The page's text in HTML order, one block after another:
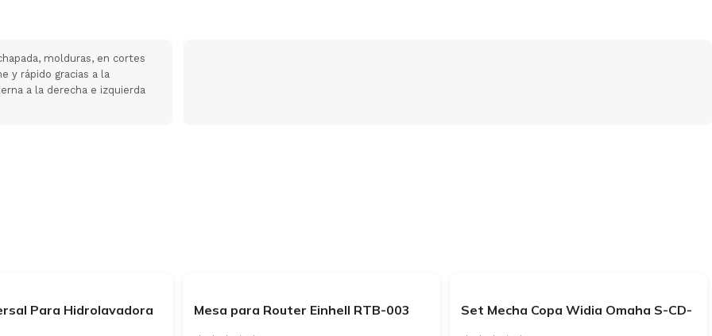
molduras, en cortes
y rápido gracias a la
a la derecha e izquierda
Para Hidrolavadora
Mesa para Router Einhell RTB-003
Set Mecha Copa Widia Omaha S-CD-